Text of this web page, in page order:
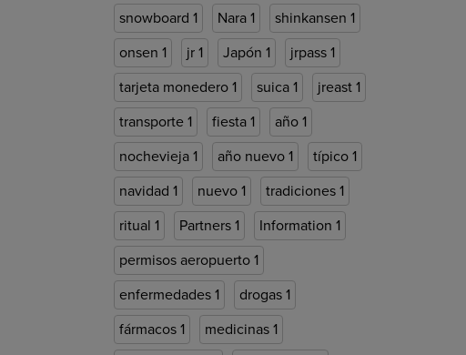
snowboard 1 Nara 1 shinkansen 1
onsen 1 jr 1 Japón 1 jrpass 1
tarjeta monedero 1 suica 1 jreast 1
transporte 1 fiesta 1 año 1
nochevieja 1 año nuevo 1 típico 1
navidad 1 nuevo 1 tradiciones 1
ritual 1 Partners 1 Information 1
permisos aeropuerto 1
enfermedades 1 drogas 1
fármacos 1 medicinas 1